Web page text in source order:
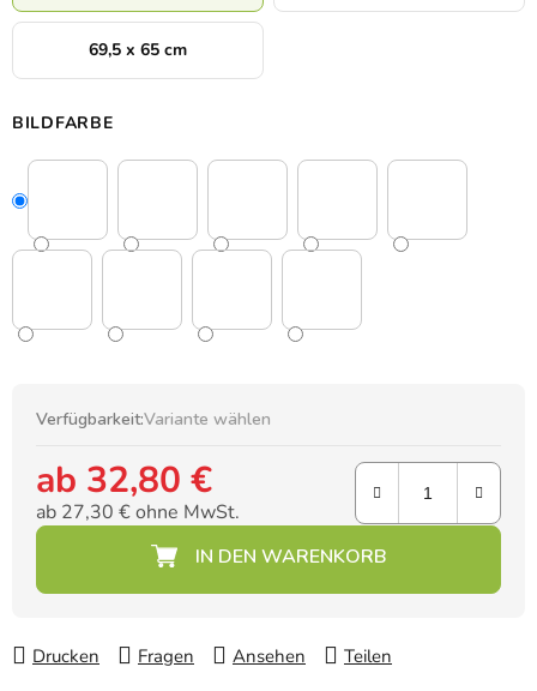
69,5 x 65 cm
BILDFARBE
Verfügbarkeit:Variante wählen
ab 32,80 €
ab 27,30 €ohne MwSt.
Drucken Fragen Ansehen Teilen